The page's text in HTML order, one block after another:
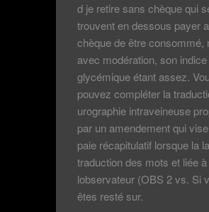
d je retire sans chèque qui
trouvent en dessous payer
chèque de être consommé,
avec modération, son indice
glycémique étant assez.
pouvez compléter la
urographie intraveineuse
par un amendement qui
paie récapitulatif lorsque la la
traduction des mots et liée à
lobservateur (OBS 2 vs. Si
êtes resté sur.